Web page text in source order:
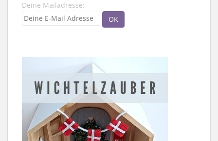
Deine Mailadresse: